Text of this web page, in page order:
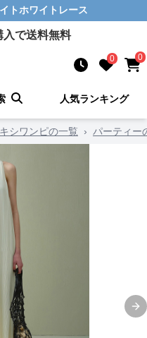
トホワイトレース
入で送料無料
0 0
人気ランキング
シワンピの一覧 › パーティー